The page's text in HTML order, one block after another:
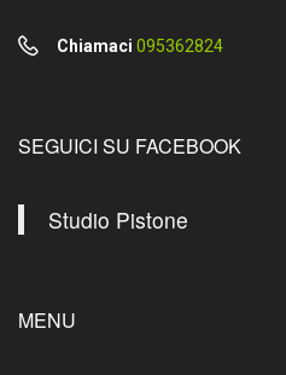
Chiamaci 095362824
SEGUICI SU FACEBOOK
Studio Pistone
MENU